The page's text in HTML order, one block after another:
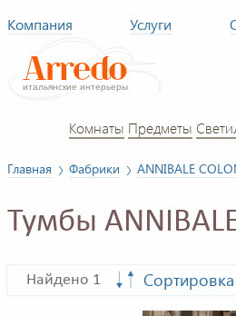
Компания Услуги
Комнаты Предметы
Главная Фабрики ANNIBALE
Тумбы
Найдено 1 Сортировка